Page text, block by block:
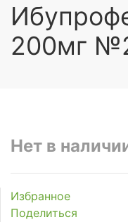
200мг
Нет в
Избранное
Поделиться